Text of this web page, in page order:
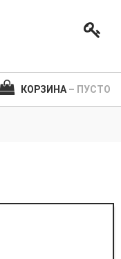
КОРЗИНА – ПУСТО